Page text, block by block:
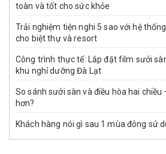
toàn và tốt cho sức khỏe
Trải nghiệm tiện nghi 5 sao với hệ
cho biệt thự và resort
Công trình thực tế: Lắp đặt film sưởi
khu nghỉ dưỡng Đà Lạt
So sánh sưởi sàn và điều hòa hai chiều
hơn?
Khách hàng nói gì sau 1 mùa đông sử